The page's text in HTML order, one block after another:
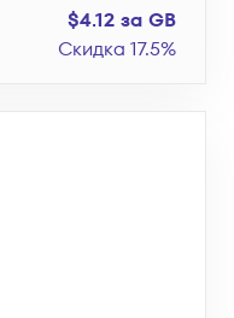
$4.12 за GB
Скидка 17.5%